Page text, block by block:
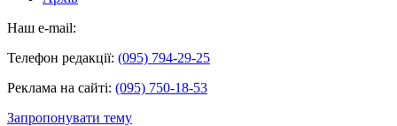
Наш e-mail:
Телефон редакції: (095) 794-29-25
Реклама на сайті: (095) 750-18-53
Запропонувати тему